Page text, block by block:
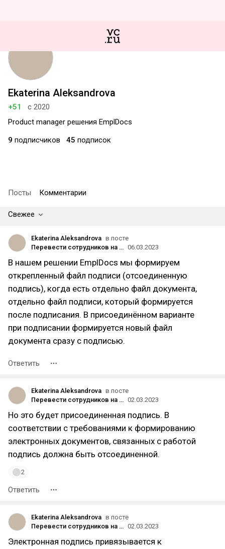
Ekaterina Aleksandrova
+51
с 2020
Product manager решения EmplDocs
9 подписчиков 45 подписок
Посты Комментарии
Свежее
Ekaterina Aleksandrova в посте
Перевести сотрудников на КЭДО оказалось проще, чем мы думали. 87% за 2 месяца — спасибо, Госключ 06.03.2023
В нашем решении EmplDocs мы формируем
открепленный файл подписи (отсоединенную
подпись), когда есть отдельно файл документа,
отдельно файл подписи, который формируется
после подписания. В присоединённом варианте
при подписании формируется новый файл
документа сразу с подписью.
Ответить
Ekaterina Aleksandrova в посте
Перевести сотрудников на КЭДО оказалось проще, чем мы думали. 87% за 2 месяца — спасибо, Госключ 02.03.2023
Но это будет присоединенная подпись. В
соответствии с требованиями к формированию
электронных документов, связанных с работой
подпись должна быть отсоединенной.
2
Ответить
Ekaterina Aleksandrova в посте
Перевести сотрудников на КЭДО оказалось проще, чем мы думали. 87% за 2 месяца — спасибо, Госключ 02.03.2023
Электронная подпись привязывается к